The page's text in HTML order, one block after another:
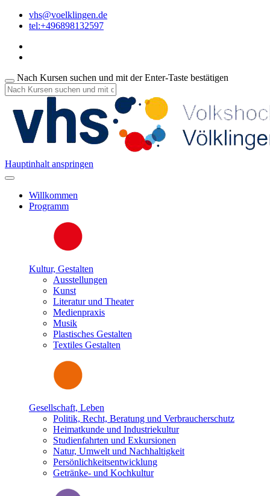
vhs@voelklingen.de
tel:+496898132597
Nach Kursen suchen und mit der Enter-Taste bestätigen
Hauptinhalt anspringen
Willkommen
Programm
Kultur, Gestalten
Ausstellungen
Kunst
Literatur und Theater
Medienpraxis
Musik
Plastisches Gestalten
Textiles Gestalten
Gesellschaft, Leben
Politik, Recht, Beratung und Verbraucherschutz
Heimatkunde und Industriekultur
Studienfahrten und Exkursionen
Natur, Umwelt und Nachhaltigkeit
Persönlichkeitsentwicklung
Getränke- und Kochkultur